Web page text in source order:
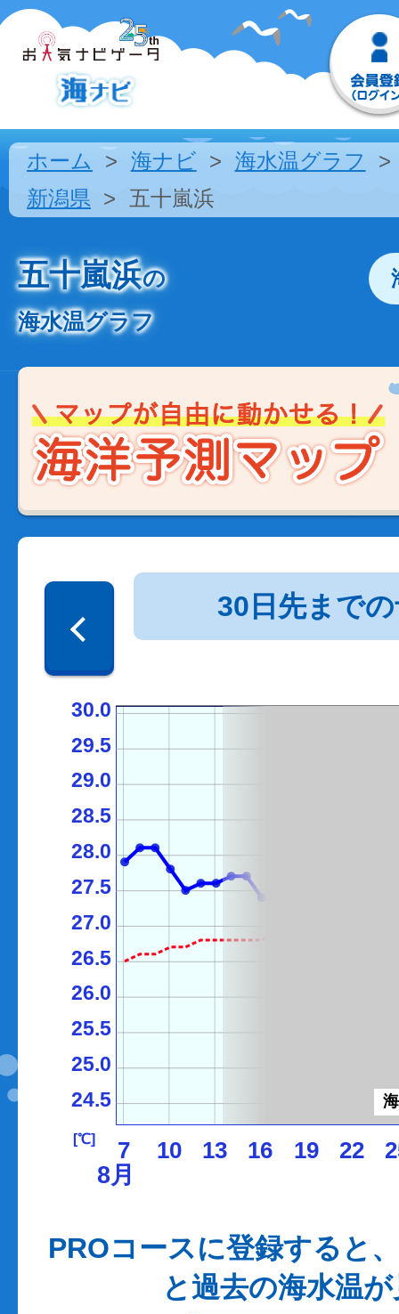
ホーム 海ナビ
海水温グラフ
新潟県
五十嵐浜
五十嵐浜の
海水温グラフ
30日先まで
7 10 13 16 19 22
24.5
25.0
25.5
26.0
26.5
27.0
27.5
28.0
28.5
29.0
29.5
30.0
[℃]
8月
PROコースに登録すると
と過去の海水温